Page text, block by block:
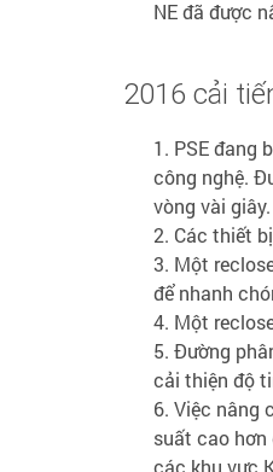
NE đã được
2016 cải
PSE đang
công nghệ.
vòng vài giây.
Các thiết
Một
để nhanh
Một
Đường
cải thiện độ
Việc nâng
suất cao hơn
các khu vực